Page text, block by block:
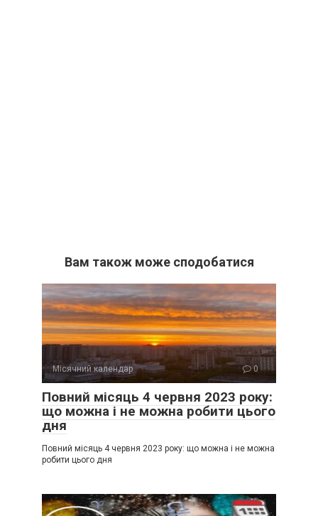
Вам також може сподобатися
Місячний календар 0
Повний місяць 4 червня 2023 року:
що можна і не можна робити цього
дня
Повний місяць 4 червня 2023 року: що можна і не можна
робити цього дня